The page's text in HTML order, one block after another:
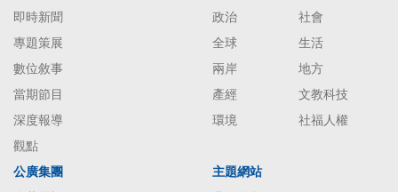
即時新聞
專題策展
數位敘事
當期節目
深度報導
觀點
政治
社會
全球
生活
兩岸
地方
產經
文教科技
環境
社福人權
公廣集團
主題網站